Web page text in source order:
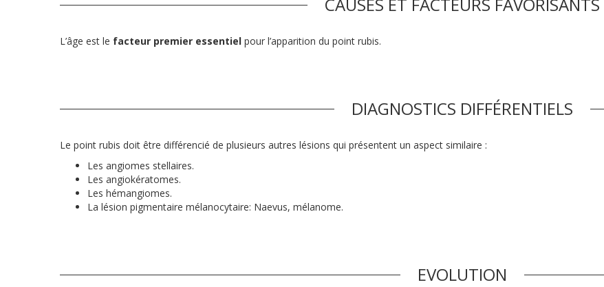
CAUSES ET FACTEURS FAVORISANTS
L’âge est le facteur premier essentiel pour l’apparition du point rubis.
DIAGNOSTICS DIFFÉRENTIELS
Le point rubis doit être différencié de plusieurs autres lésions qui présentent un aspect similaire :
Les angiomes stellaires.
Les angiokératomes.
Les hémangiomes.
La lésion pigmentaire mélanocytaire: Naevus, mélanome.
EVOLUTION